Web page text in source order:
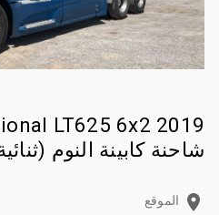
شاحنة كابينة النوم
الموقع